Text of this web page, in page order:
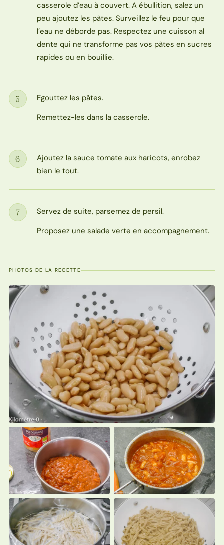
casserole d’eau à couvert. A ébullition, salez un
peu ajoutez les pâtes. Surveillez le feu pour que
l’eau ne déborde pas. Respectez une cuisson al
dente qui ne transforme pas vos pâtes en sucres
rapides ou en bouillie.
Étape
5
Egouttez les pâtes.
Remettez-les dans la casserole.
Étape
6
Ajoutez la sauce tomate aux haricots, enrobez
bien le tout.
Étape
7
Servez de suite, parsemez de persil.
Proposez une salade verte en accompagnement.
PHOTOS DE LA RECETTE